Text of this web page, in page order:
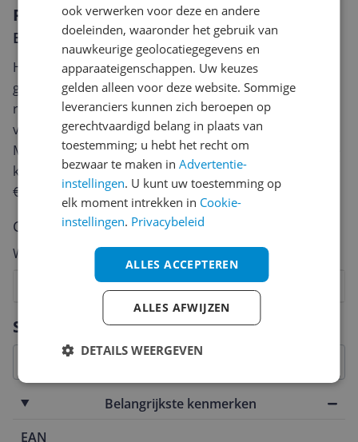
Specificaties
Belangrijkste kenmerken
EAN
Reviews
Er zijn nog geen reviews geschreven
Heb jij dit product in bezit en wil je graag je mening
geven? Start dan hieronder met het schrijven van je
review. Afhankelijk van de details duurt het schrijven
van een review gemiddeld tussen de 3 en 10 minuten.
Met jouw mening help je andere bezoekers een betere
keuze te maken én maak je iedere maand kans op
€250,-!
Klik hier voor de actievoorwaarden.
Cijfer
Welk cijfer geef jij dit product?
8
7
6
5
4
3
Vraag 1 van 4
ook verwerken voor deze en andere
doeleinden, waaronder het gebruik van
nauwkeurige geolocatiegegevens en
apparaateigenschappen. Uw keuzes
gelden alleen voor deze website. Sommige
leveranciers kunnen zich beroepen op
gerechtvaardigd belang in plaats van
toestemming; u hebt het recht om
bezwaar te maken inAdvertentie-
instellingen. U kunt uw toestemming op
elk moment intrekken in Cookie-
instellingen. Privacybeleid
ALLES ACCEPTEREN
ALLES AFWIJZEN
DETAILS WEERGEVEN